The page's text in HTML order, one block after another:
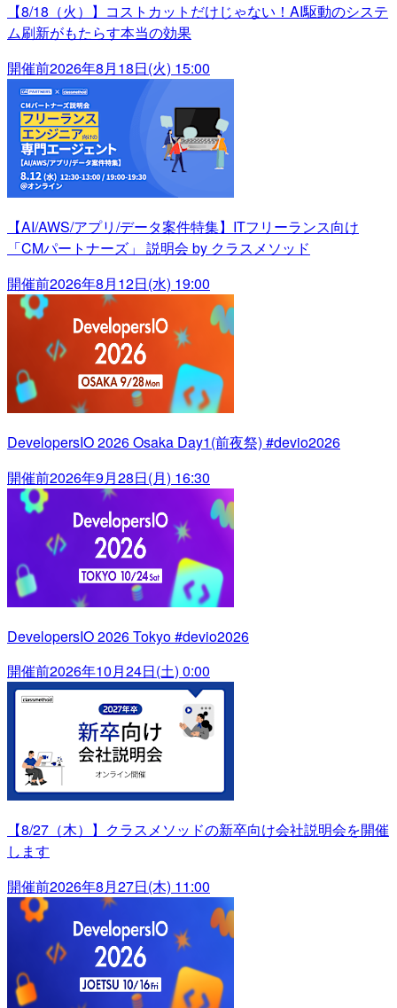
【8/18（火）】コストカットだけじゃない！AI駆動のシステ
ム刷新がもたらす本当の効果
開催前2026年8月18日(火) 15:00
【AI/AWS/アプリ/データ案件特集】ITフリーランス向け
「CMパートナーズ」 説明会 by クラスメソッド
開催前2026年8月12日(水) 19:00
DevelopersIO 2026 Osaka Day1(前夜祭) #devio2026
開催前2026年9月28日(月) 16:30
DevelopersIO 2026 Tokyo #devio2026
開催前2026年10月24日(土) 0:00
【8/27（木）】クラスメソッドの新卒向け会社説明会を開催
します
開催前2026年8月27日(木) 11:00